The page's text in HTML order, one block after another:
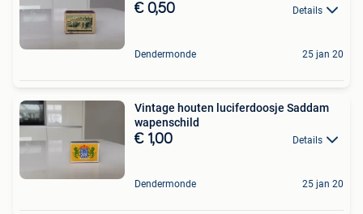
€ 0,50 Details
Dendermonde 25 jan 20
Vintage houten luciferdoosje Saddam
wapenschild
€ 1,00 Details
Dendermonde 25 jan 20